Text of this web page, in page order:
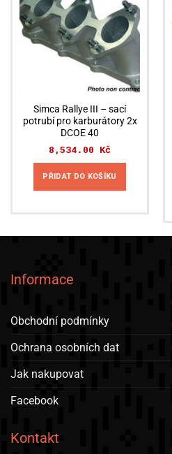
Simca Rallye III – sací
potrubí pro karburátory 2x
DCOE 40
8,534.00 Kč
PŘIDAT DO KOŠÍKU
Informace
Obchodní podmínky
Ochrana osobních dat
Jak nakupovat
Facebook
Kontakt